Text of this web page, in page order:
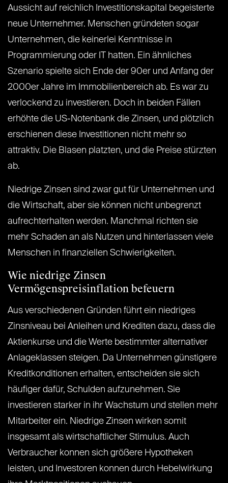
Aussicht auf reichlich Investitionskapital begeisterte
neue Unternehmer. Menschen gründeten sogar
Unternehmen, die keinerlei Kenntnisse in
Programmierung oder IT hatten. Ein ähnliches
Szenario spielte sich Ende der 90er und Anfang der
2000er Jahre im Immobilienbereich ab. Es war zu
verlockend zu investieren. Doch in beiden Fällen
erhöhte die US-Notenbank die Zinsen, und plötzlich
erschienen diese Investitionen nicht mehr so
attraktiv. Die Blasen platzten, und die Preise stürzten
ab.
Niedrige Zinsen sind zwar gut für Unternehmen und
die Wirtschaft, aber sie können nicht unbegrenzt
aufrechterhalten werden. Manchmal richten sie
mehr Schaden an als Nutzen und hinterlassen viele
Menschen in finanziellen Schwierigkeiten.
Wie niedrige Zinsen
Vermögenspreisinflation befeuern
Aus verschiedenen Gründen führt ein niedriges
Zinsniveau bei Anleihen und Krediten dazu, dass die
Aktienkurse und die Werte bestimmter alternativer
Anlageklassen steigen. Da Unternehmen günstigere
Kreditkonditionen erhalten, entscheiden sie sich
häufiger dafür, Schulden aufzunehmen. Sie
investieren starker in ihr Wachstum und stellen mehr
Mitarbeiter ein. Niedrige Zinsen wirken somit
insgesamt als wirtschaftlicher Stimulus. Auch
Verbraucher konnen sich größere Hypotheken
leisten, und Investoren konnen durch Hebelwirkung